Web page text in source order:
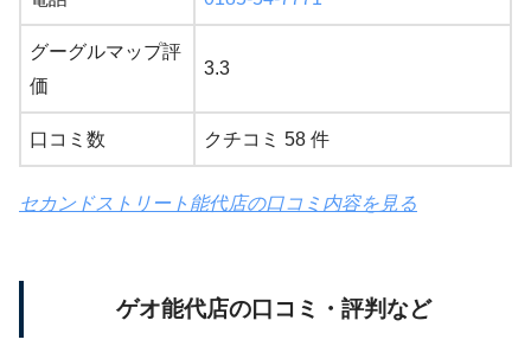
グーグルマップ評
価
3.3
口コミ数 クチコミ 58 件
セカンドストリート能代店の口コミ内容を見る
ゲオ能代店の口コミ・評判など